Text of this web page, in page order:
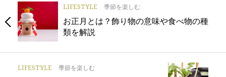
LIFESTYLE 季節を楽しむ
お正月とは？飾り物の意味や食べ物の種
類を解説
LIFESTYLE 季節を楽しむ